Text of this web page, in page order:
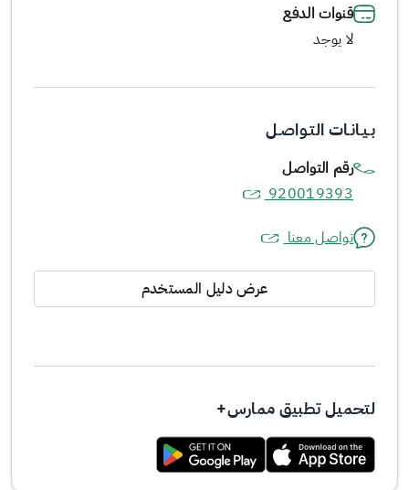
قنوات الدفع
لا يوجد
بـيـانـات التـواصـل
رقم التواصل
920019393
تواصل معنا
عرض دليل المستخدم
لتحميل تطبيق ممارس+